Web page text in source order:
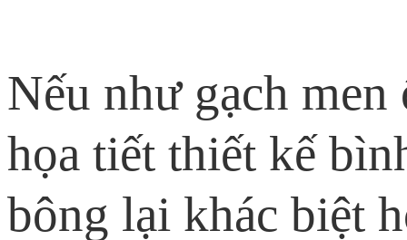
Nếu như gạch
họa tiết thiết kế
bông lại khác biệt